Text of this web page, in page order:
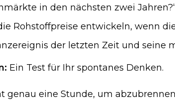
in den nächsten zwei Jahren?“
Rohstoffpreise entwickeln, wenn
der letzten Zeit und seine
Ein Test für Ihr spontanes Denken.
genau eine Stunde, um